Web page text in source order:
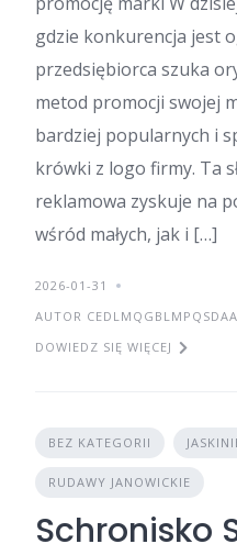
gdzie konkurencja jest
przedsiębiorca szuka
metod promocji swojej
bardziej popularnych i
krówki z logo firmy. Ta
reklamowa zyskuje na
wśród małych, jak i […]
2026-01-31
AUTOR
DOWIEDZ SIĘ WIĘCEJ
BEZ KATEGORII
RUDAWY JANOWICKIE
Schronisko